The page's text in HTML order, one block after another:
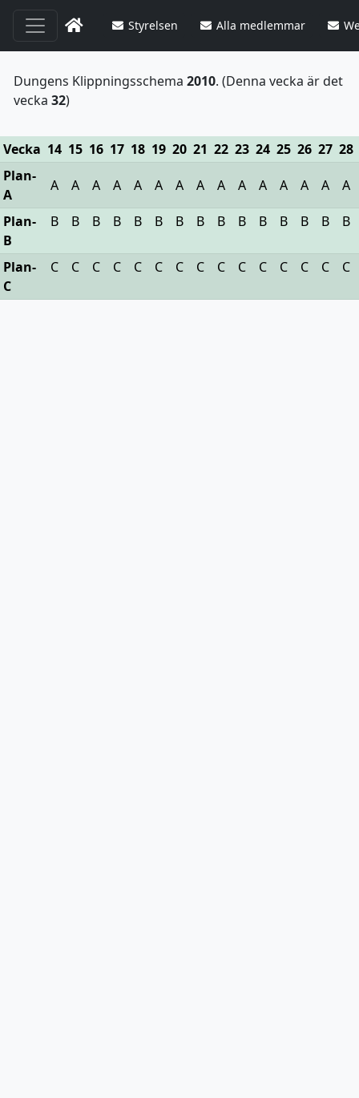
Styrelsen Alla medlemmar
Dungens Klippningsschema 2010. (Denna vecka är det
vecka 32)
Vecka 14 15 16 17 18 19 20 21 22 23 24 25 26 27 28
Plan-
A
A A A A A A A A A A A A A A A
Plan-
B
B B B B B B B B B B B B B B B
Plan-
C
C C C C C C C C C C C C C C C